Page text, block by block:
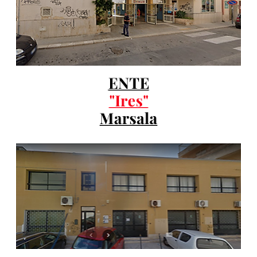
ENTE
"Ires"
Marsala